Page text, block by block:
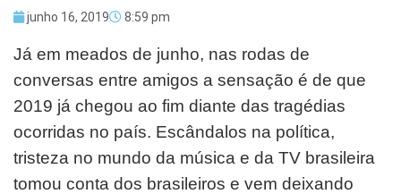
junho 16, 2019 8:59 pm
Já em meados de junho, nas rodas de
conversas entre amigos a sensação é de que
2019 já chegou ao fim diante das tragédias
ocorridas no país. Escândalos na política,
tristeza no mundo da música e da TV brasileira
tomou conta dos brasileiros e vem deixando